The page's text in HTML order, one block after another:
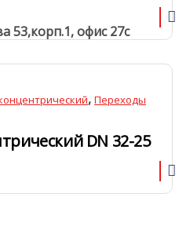
53,корп.1, офис 27с
, Переходы
DN 32-25